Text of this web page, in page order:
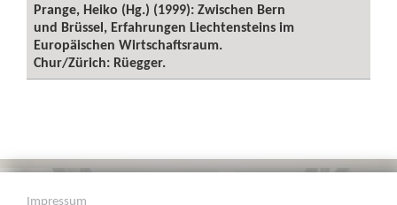
Prange, Heiko (Hg.) (1999): Zwischen Bern
und Brüssel, Erfahrungen Liechtensteins im
Europäischen Wirtschaftsraum.
Chur/Zürich: Rüegger.
Impressum